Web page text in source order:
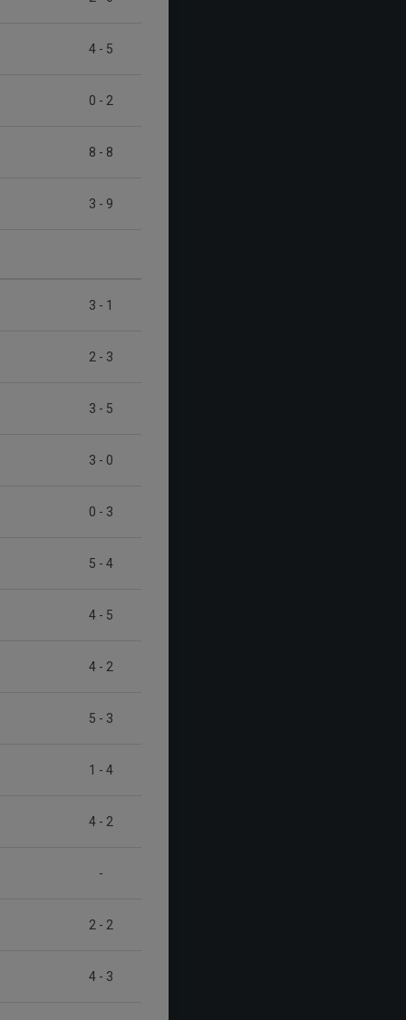
4 - 5
0 - 2
8 - 8
3 - 9
3 - 1
2 - 3
3 - 5
3 - 0
0 - 3
5 - 4
4 - 5
4 - 2
5 - 3
1 - 4
4 - 2
-
2 - 2
4 - 3